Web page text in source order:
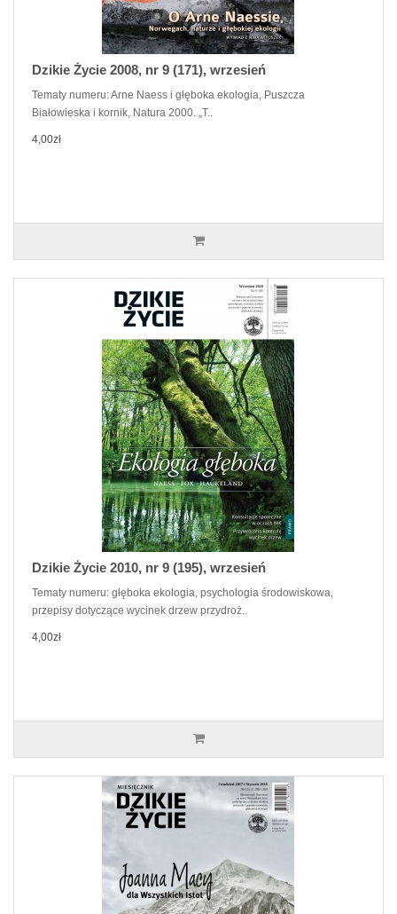
Dzikie Życie 2008, nr 9 (171), wrzesień
Tematy numeru: Arne Naess i głęboka ekologia, Puszcza
Białowieska i kornik, Natura 2000. „T..
4,00zł
Dzikie Życie 2010, nr 9 (195), wrzesień
Tematy numeru: głęboka ekologia, psychologia środowiskowa,
przepisy dotyczące wycinek drzew przydroż..
4,00zł